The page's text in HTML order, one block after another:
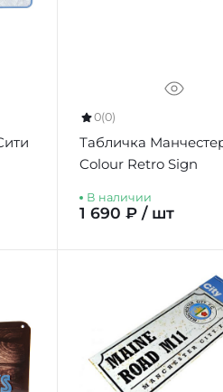
0(0)
Табличка
Colour Retro Sign
В наличии
1 690 ₽ / шт